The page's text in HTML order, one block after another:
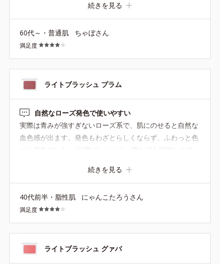
続きを見る
60代～・普通肌 ちゃぼさん
満足度
ライトブラッシュ プラム
自然なローズ発色で使いやすい
実際は青みが強すぎないローズ系で、肌にのせると自然な
血色感が出ます。発色もわざとらしくならず、ふわっと色
いやすく感じました。 派手すぎず普段使いしやすいカラー
やすさはありますが、全体として使いやすいチークでし
た。 ケースのフタが不透明なので、複数色持っていると外
から色の見分けがつきにくい点は少し不便に感じます。
続きを見る
40代前半・脂性肌 にゃんこたろうさん
満足度
ライトブラッシュ グァバ